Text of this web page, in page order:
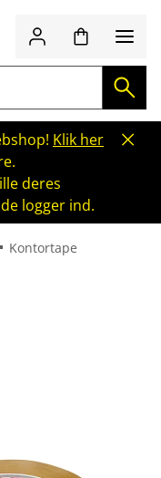
Klik her
deres
logger ind.
Kontortape